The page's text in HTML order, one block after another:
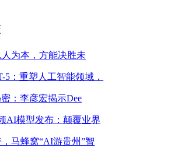
为本，方能决胜未
5：重塑人工智能领域，
：李彦宏揭示Dee
AI模型发布：颠覆业界
，马蜂窝“AI游贵州”智